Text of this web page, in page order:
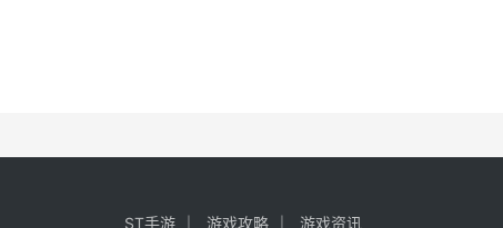
ST手游 游戏攻略 游戏资讯